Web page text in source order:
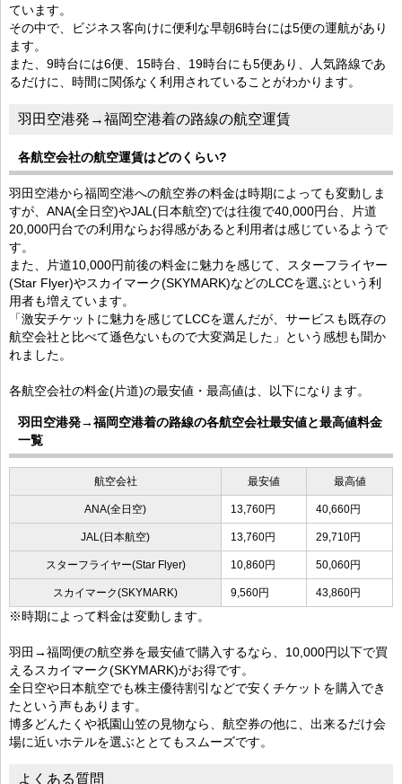
ています。
その中で、ビジネス客向けに便利な早朝6時台には5便の運航があり
ます。
また、9時台には6便、15時台、19時台にも5便あり、人気路線であ
るだけに、時間に関係なく利用されていることがわかります。
羽田空港発→福岡空港着の路線の航空運賃
各航空会社の航空運賃はどのくらい?
羽田空港から福岡空港への航空券の料金は時期によっても変動しま
すが、ANA(全日空)やJAL(日本航空)では往復で40,000円台、片道
20,000円台での利用ならお得感があると利用者は感じているようで
す。
また、片道10,000円前後の料金に魅力を感じて、スターフライヤー
(Star Flyer)やスカイマーク(SKYMARK)などのLCCを選ぶという利
用者も増えています。
「激安チケットに魅力を感じてLCCを選んだが、サービスも既存の
航空会社と比べて遜色ないもので大変満足した」という感想も聞か
れました。
各航空会社の料金(片道)の最安値・最高値は、以下になります。
羽田空港発→福岡空港着の路線の各航空会社最安値と最高値料金
一覧
航空会社 最安値 最高値
ANA(全日空) 13,760円 40,660円
JAL(日本航空) 13,760円 29,710円
スターフライヤー(Star Flyer) 10,860円 50,060円
スカイマーク(SKYMARK) 9,560円 43,860円
※時期によって料金は変動します。
羽田→福岡便の航空券を最安値で購入するなら、10,000円以下で買
えるスカイマーク(SKYMARK)がお得です。
全日空や日本航空でも株主優待割引などで安くチケットを購入でき
たという声もあります。
博多どんたくや祇園山笠の見物なら、航空券の他に、出来るだけ会
場に近いホテルを選ぶととてもスムーズです。
よくある質問